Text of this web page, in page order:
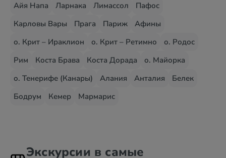
Айя Напа
Ларнака Лимассол
Пафос
Карловы Вары
Прага Париж
Афины
о. Крит – Ираклион
о. Крит – Ретимно
о. Родос
Рим
Коста Брава Коста Дорада
о. Майорка
о. Тенерифе (Канары)
Алания Анталия
Белек
Бодрум
Кемер Мармарис
Экскурсии в самые